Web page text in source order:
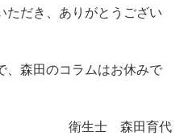
ただき、ありがとうござい
、森田のコラムはお休みで
衛生士 森田育代